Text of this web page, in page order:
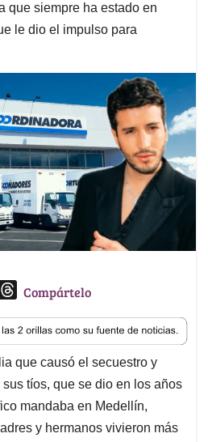
que siempre ha estado en
le dio el impulso para
T
r
e
a
d
s
Compártelo
que causó el secuestro y
tíos, que se dio en los años
mandaba en Medellín,
y hermanos vivieron más